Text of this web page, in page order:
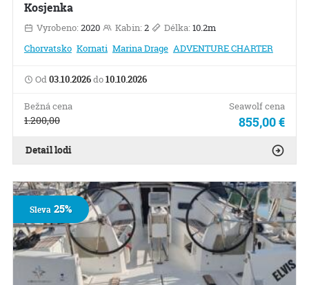
Kosjenka
Vyrobeno: 2020 Kabin: 2 Délka: 10.2m
Chorvatsko Kornati Marina Drage ADVENTURE CHARTER
Od03.10.2026do10.10.2026
Bežná cena
1.200,00
Seawolf cena
855,00 €
Detail lodi
Sleva25%